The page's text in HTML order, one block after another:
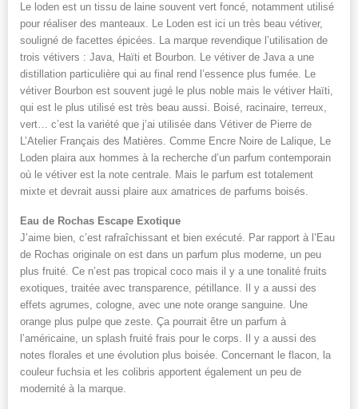
Le loden est un tissu de laine souvent vert foncé, notamment utilisé
pour réaliser des manteaux. Le Loden est ici un très beau vétiver,
souligné de facettes épicées. La marque revendique l’utilisation de
trois vétivers : Java, Haïti et Bourbon. Le vétiver de Java a une
distillation particulière qui au final rend l’essence plus fumée. Le
vétiver Bourbon est souvent jugé le plus noble mais le vétiver Haïti,
qui est le plus utilisé est très beau aussi. Boisé, racinaire, terreux,
vert… c’est la variété que j’ai utilisée dans Vétiver de Pierre de
L’Atelier Français des Matières. Comme Encre Noire de Lalique, Le
Loden plaira aux hommes à la recherche d’un parfum contemporain
où le vétiver est la note centrale. Mais le parfum est totalement
mixte et devrait aussi plaire aux amatrices de parfums boisés.
Eau de Rochas Escape Exotique
J’aime bien, c’est rafraîchissant et bien exécuté. Par rapport à l’Eau
de Rochas originale on est dans un parfum plus moderne, un peu
plus fruité. Ce n’est pas tropical coco mais il y a une tonalité fruits
exotiques, traitée avec transparence, pétillance. Il y a aussi des
effets agrumes, cologne, avec une note orange sanguine. Une
orange plus pulpe que zeste. Ça pourrait être un parfum à
l’américaine, un splash fruité frais pour le corps. Il y a aussi des
notes florales et une évolution plus boisée. Concernant le flacon, la
couleur fuchsia et les colibris apportent également un peu de
modernité à la marque.